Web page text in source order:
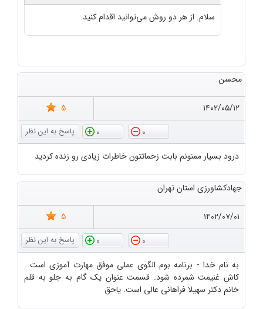
سلام. از هر دو روش می‌توانید اقدام کنید.
محسن
۱۴۰۲/۰۵/۱۲
5
0
0
درود بسیار ممنونم بابت زحماتتون خاطرات زیادی رو زنده کردید
جهادکشاورزی استان تهران
۱۴۰۲/۰۷/۰۱
5
0
0
به نام خدا - برنامه بوم الگوی عملی موفق مهارت آموزی است .
کاش غنیمت شمرده شود. قسمت عنوان یک گام به جلو به قلم
خانم دکتر سهیلا فراهانی عالی است. یاحق